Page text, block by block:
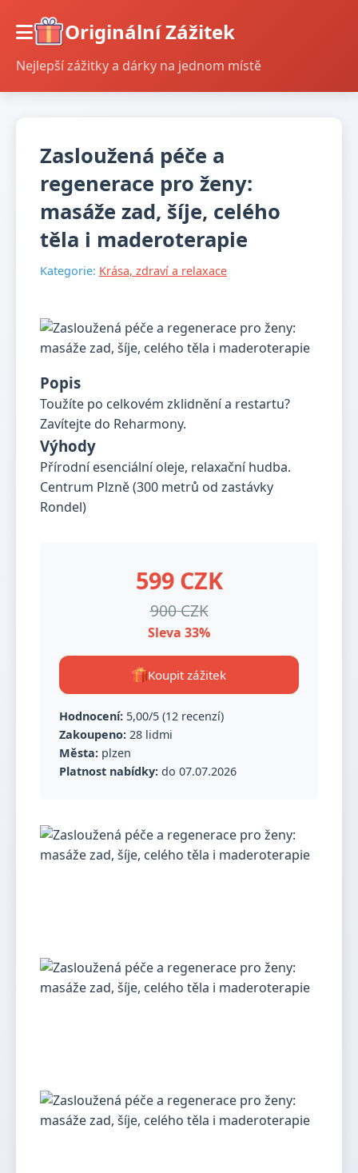
Originální Zážitek
Nejlepší zážitky a dárky na jednom místě
Zasloužená péče a
regenerace pro ženy:
masáže zad, šíje, celého
těla i maderoterapie
Kategorie: Krása, zdraví a relaxace
Popis
Toužíte po celkovém zklidnění a restartu?
Zavítejte do Reharmony.
Výhody
Přírodní esenciální oleje, relaxační hudba.
Centrum Plzně (300 metrů od zastávky
Rondel)
599 CZK
900 CZK
Sleva 33%
Koupit zážitek
Hodnocení: 5,00/5 (12 recenzí)
Zakoupeno: 28 lidmi
Města: plzen
Platnost nabídky: do 07.07.2026